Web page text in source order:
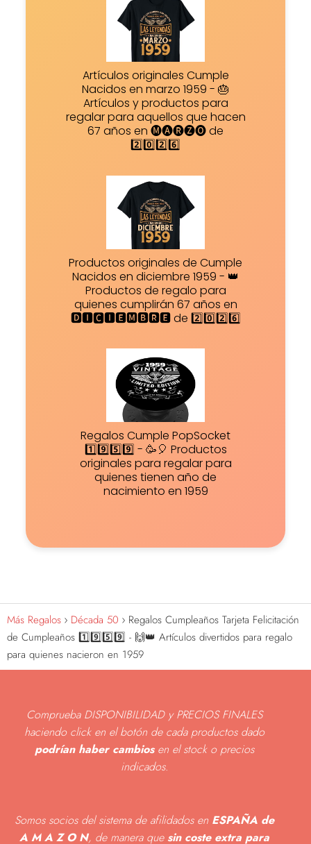
Artículos originales Cumple
Nacidos en marzo 1959 - 🎂
Artículos y productos para
regalar para aquellos que hacen
67 años en 🅜🅐🅡🅩🅞 de
2️⃣0️⃣2️⃣6️⃣
Productos originales de Cumple
Nacidos en diciembre 1959 - 👑
Productos de regalo para
quienes cumplirán 67 años en
🅳🅸🅲🅸🅴🅼🅱🆁🅴 de 2️⃣0️⃣2️⃣6️⃣
Regalos Cumple PopSocket
1️⃣9️⃣5️⃣9️⃣ - 🥳🎈 Productos
originales para regalar para
quienes tienen año de
nacimiento en 1959
Más Regalos Década 50
Regalos Cumpleaños Tarjeta Felicitación
de Cumpleaños 1️⃣9️⃣5️⃣9️⃣ - 🙌👑 Artículos divertidos para regalo
para quienes nacieron en 1959
Comprueba DISPONIBILIDAD y PRECIOS FINALES
haciendo click en el botón de cada productos dado
podrían haber cambiosen el stock o precios
indicados.
Somos socios del sistema de afilidados en ESPAÑA de
A M A Z O N, de manera que sin coste extra para